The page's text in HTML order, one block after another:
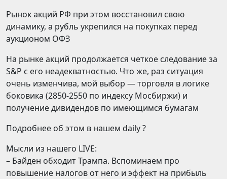
Рынок акций РФ при этом восстановил свою
динамику, а рубль укрепился на покупках перед
аукционом ОФЗ
На рынке акций продолжается четкое следование за
S&P с его неадекватностью. Что же, раз ситуация
очень изменчива, мой выбор — торговля в логике
боковика (2850-2550 по индексу Мосбиржи) и
получение дивидендов по имеющимся бумагам
Подробнее об этом в нашем daily ?
Мысли из нашего LIVE:
– Байден обходит Трампа. Вспоминаем про
повышение налогов от него и эффект на прибыль